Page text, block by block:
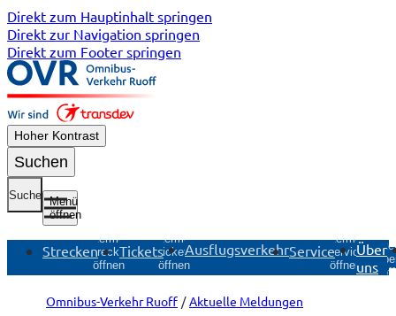
Direkt zum Hauptinhalt springen
Direkt zur Navigation springen
Direkt zum Footer springen
Hoher Kontrast
Suchen
Suche
Menü
öffnen
Strecken
Untermenü
Strecken
öffnen
Tickets
Untermenü
Tickets
öffnen
AusflugsverkehrService
Untermenü
Service
öffnen
Über
uns
Omnibus-Verkehr Ruoff
Aktuelle Meldungen